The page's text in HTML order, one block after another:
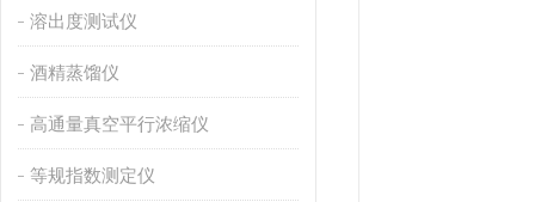
溶出度测试仪
酒精蒸馏仪
高通量真空平行浓缩仪
等规指数测定仪